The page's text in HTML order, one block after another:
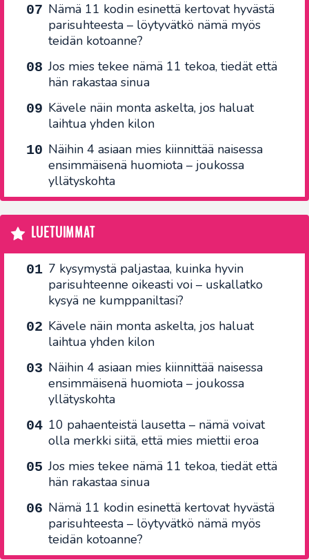
Nämä 11 kodin esinettä kertovat hyvästä
parisuhteesta – löytyvätkö nämä myös
teidän kotoanne?
Jos mies tekee nämä 11 tekoa, tiedät että
hän rakastaa sinua
Kävele näin monta askelta, jos haluat
laihtua yhden kilon
Näihin 4 asiaan mies kiinnittää naisessa
ensimmäisenä huomiota – joukossa
yllätyskohta
LUETUIMMAT
7 kysymystä paljastaa, kuinka hyvin
parisuhteenne oikeasti voi – uskallatko
kysyä ne kumppaniltasi?
Kävele näin monta askelta, jos haluat
laihtua yhden kilon
Näihin 4 asiaan mies kiinnittää naisessa
ensimmäisenä huomiota – joukossa
yllätyskohta
10 pahaenteistä lausetta – nämä voivat
olla merkki siitä, että mies miettii eroa
Jos mies tekee nämä 11 tekoa, tiedät että
hän rakastaa sinua
Nämä 11 kodin esinettä kertovat hyvästä
parisuhteesta – löytyvätkö nämä myös
teidän kotoanne?